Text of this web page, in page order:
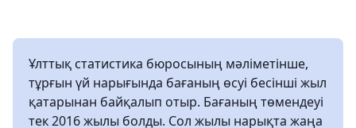
Ұлттық статистика бюросының мәліметінше,
тұрғын үй нарығында бағаның өсуі бесінші жыл
қатарынан байқалып отыр. Бағаның төмендеуі
тек 2016 жылы болды. Сол жылы нарықта жаңа